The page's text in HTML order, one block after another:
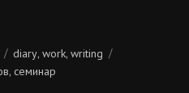
Categories
diary,work,writing
,семинар